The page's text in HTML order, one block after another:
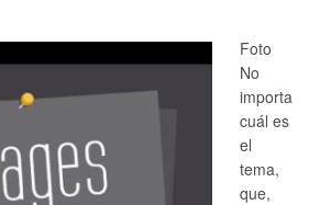
Foto
No
importa
cuál es
el
tema,
que,